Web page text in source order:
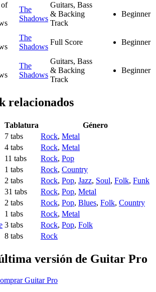
of
The
Shadows
Guitars, Bass
& Backing
Track
Beginner
The
Shadows
Full Score Beginner
The
Shadows
Guitars, Bass
& Backing
Track
Beginner
relacionados
Tablatura
Género
7 tabs Rock, Metal
4 tabs Rock, Metal
11 tabs Rock, Pop
1 tabs Rock, Country
2 tabs Rock, Pop, Jazz, Soul, Folk, Funk
31 tabs Rock, Pop, Metal
2 tabs Rock, Pop, Blues, Folk, Country
1 tabs Rock, Metal
3 tabs Rock, Pop, Folk
8 tabs Rock
versión de Guitar Pro
Guitar Pro